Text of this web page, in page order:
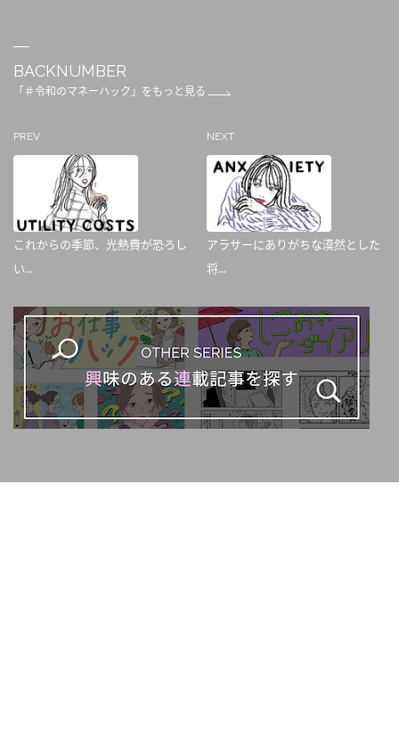
BACKNUMBER
「＃令和のマネーハック」をもっと見る
PREV
これからの季節、光熱費が恐ろし
い...
NEXT
アラサーにありがちな漠然とした
将...